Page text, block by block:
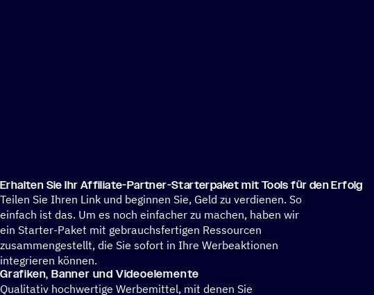
Erhal­ten Sie Ihr Affi­liate-Partner-Star­ter­pa­ket mit Tools für den Erfolg
Teilen Sie Ihren Link und beginnen Sie, Geld zu verdienen. So
einfach ist das. Um es noch einfacher zu machen, haben wir
ein Starter-Paket mit gebrauchsfertigen Ressourcen
zusammengestellt, die Sie sofort in Ihre Werbeaktionen
integrieren können.
Grafi­ken, Banner und Videoelemente
Qualitativ hochwertige Werbemittel, mit denen Sie